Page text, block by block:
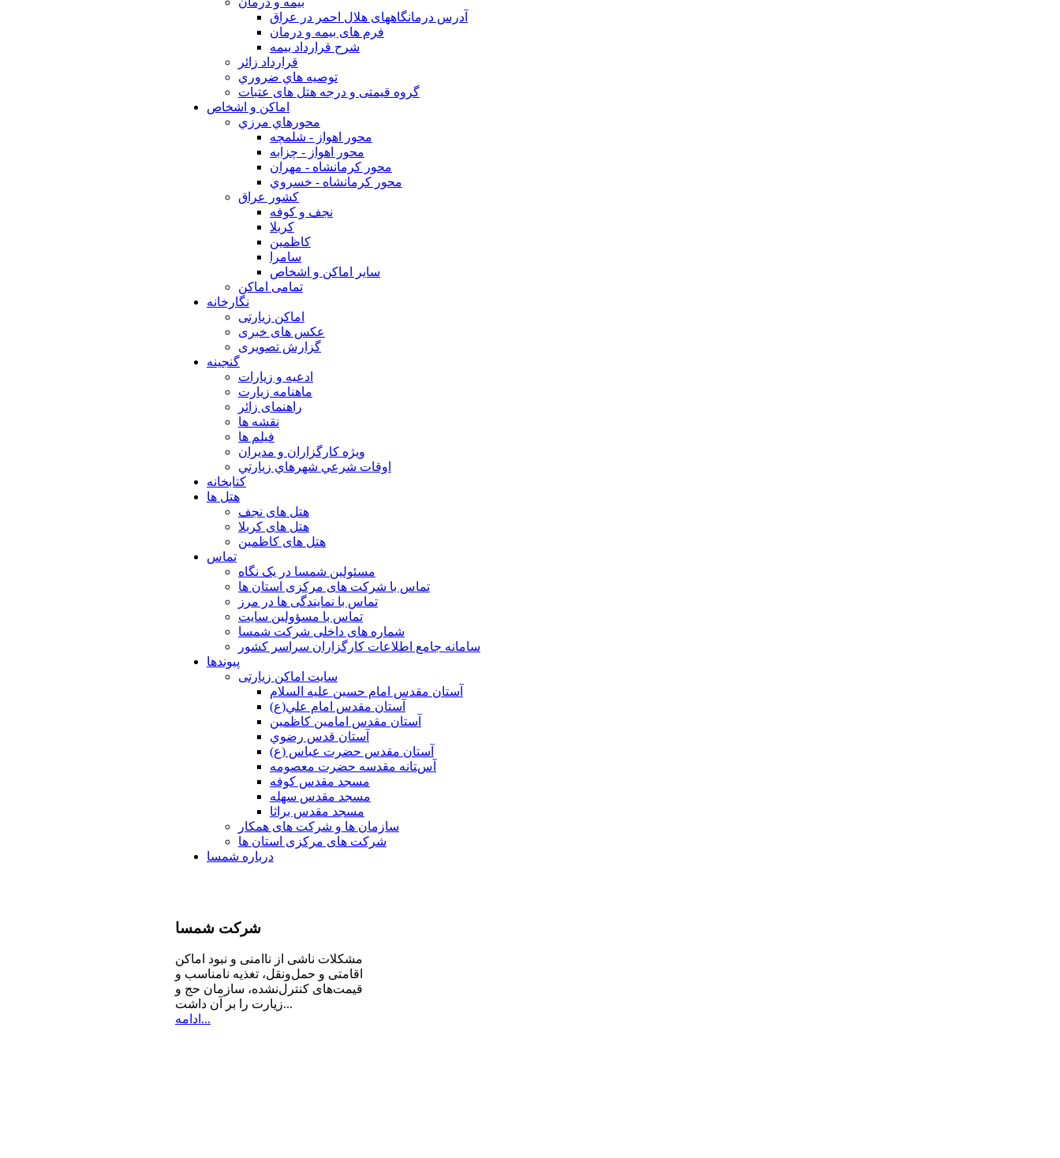
آدرس درمانگاههای هلال احمر در عراق
فرم های بیمه و درمان
شرح قرارداد بیمه
قرارداد زائر
توصيه هاي ضروري
گروه قیمتی و درجه هتل های عتبات
اماکن و اشخاص
محورهاي مرزي
محور اهواز - شلمچه
محور اهواز - چزابه
محور كرمانشاه - مهران
محور كرمانشاه - خسروي
كشور عراق
نجف و كوفه
كربلا
كاظمين
سامرا
ساير اماكن و اشخاص
تمامی اماکن
نگارخانه
اماکن زیارتی
عکس های خبری
گزارش تصویری
گنجینه
ادعیه و زیارات
ماهنامه زیارت
راهنمای زائر
نقشه ها
فیلم ها
ويژه كارگزاران و مديران
اوقات شرعي شهرهاي زيارتي
کتابخانه
هتل ها
هتل های نجف
هتل های کربلا
هتل های کاظمین
تماس
مسئولین شمسا در یک نگاه
تماس با شرکت های مرکزی استان ها
تماس با نمایندگی ها در مرز
تماس با مسؤولین سایت
شماره های داخلی شرکت شمسا
سامانه جامع اطلاعات کارگزاران سراسر کشور
پیوندها
سایت اماکن زیارتی
آستان مقدس امام حسين عليه السلام
آستان مقدس امام علي(ع)
آستان مقدس امامين كاظمين
آستان قدس رضوي
آستان مقدس حضرت عباس (ع)
آستانه مقدسه حضرت معصومه
مسجد مقدس كوفه
مسجد مقدس سهله
مسجد مقدس براثا
سازمان ها و شرکت های همکار
شرکت های مرکزی استان ها
درباره شمسا
شرکت شمسا
مشكلات ناشی از ناامنی و نبود اماكن
اقامتی و حمل‌ونقل، تغذیه‌ نامناسب و
قیمت‌های كنترل‌نشده، سازمان حج و
زیارت را بر آن داشت...
ادامه...